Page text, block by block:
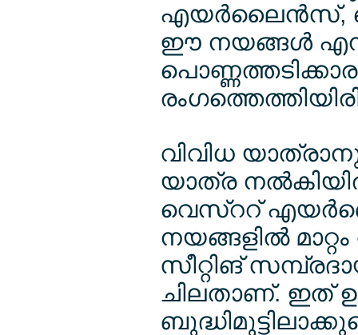
എയര്‍ലൈന്‍സ്,
ഈ നയങ്ങള്‍
വിവിധ
യാത്ര
വെസ്ററ്
നയങ്ങളില്‍
സീറ്റിങ്
ചിലതാണ്. ഇത്